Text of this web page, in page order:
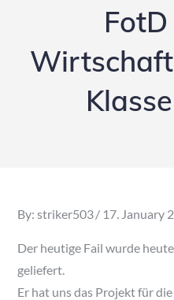
By:striker503 Posted
17. January
Der heutige Fail wurde
geliefert.
Er hat uns das Projekt für